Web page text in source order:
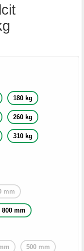
180 kg
260 kg
310 kg
mm
800 mm
500 mm